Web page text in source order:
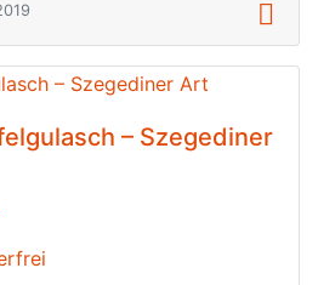
– Szegediner